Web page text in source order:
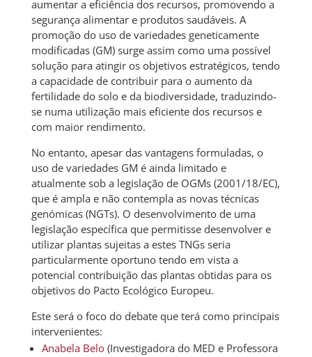
aumentar a eficiência dos recursos, promovendo a
segurança alimentar e produtos saudáveis. A
promoção do uso de variedades geneticamente
modificadas (GM) surge assim como uma possível
solução para atingir os objetivos estratégicos, tendo
a capacidade de contribuir para o aumento da
fertilidade do solo e da biodiversidade, traduzindo-
se numa utilização mais eficiente dos recursos e
com maior rendimento.
No entanto, apesar das vantagens formuladas, o
uso de variedades GM é ainda limitado e
atualmente sob a legislação de OGMs (2001/18/EC),
que é ampla e não contempla as novas técnicas
genómicas (NGTs). O desenvolvimento de uma
legislação específica que permitisse desenvolver e
utilizar plantas sujeitas a estes TNGs seria
particularmente oportuno tendo em vista a
potencial contribuição das plantas obtidas para os
objetivos do Pacto Ecológico Europeu.
Este será o foco do debate que terá como principais
intervenientes:
Anabela Belo(Investigadora do MED e Professora